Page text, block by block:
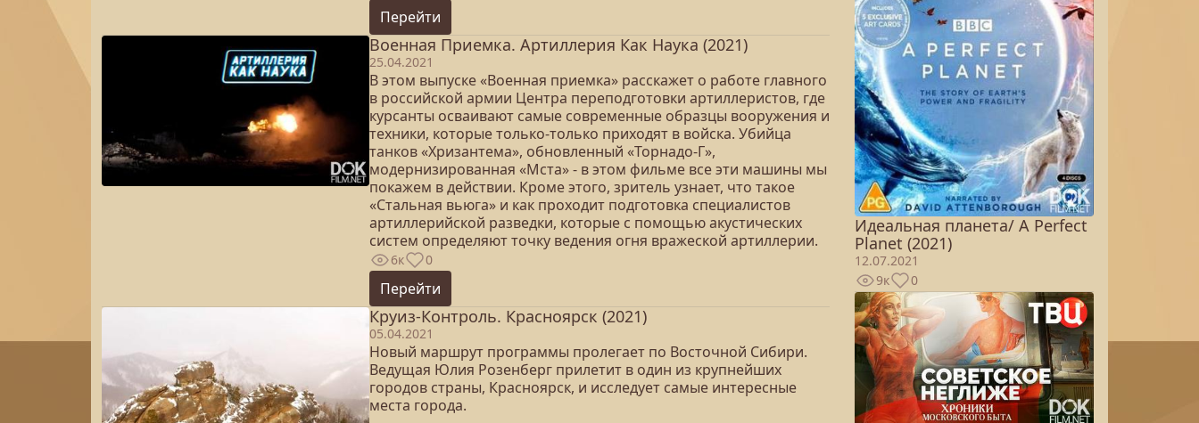
Перейти
Военная Приемка. Артиллерия Как Наука (2021)
25.04.2021
В этом выпуске «Военная приемка» расскажет о работе главного
в российской армии Центра переподготовки артиллеристов, где
курсанты осваивают самые современные образцы вооружения и
техники, которые только-только приходят в войска. Убийца
танков «Хризантема», обновленный «Торнадо-Г»,
модернизированная «Мста» - в этом фильме все эти машины мы
покажем в действии. Кроме этого, зритель узнает, что такое
«Стальная вьюга» и как проходит подготовка специалистов
артиллерийской разведки, которые с помощью акустических
систем определяют точку ведения огня вражеской артиллерии.
6к 0
Перейти
Круиз-Контроль. Красноярск (2021)
05.04.2021
Новый маршрут программы пролегает по Восточной Сибири.
Ведущая Юлия Розенберг прилетит в один из крупнейших
городов страны, Красноярск, и исследует самые интересные
места города.
Идеальная планета/ A Perfect
Planet (2021)
12.07.2021
9к
0